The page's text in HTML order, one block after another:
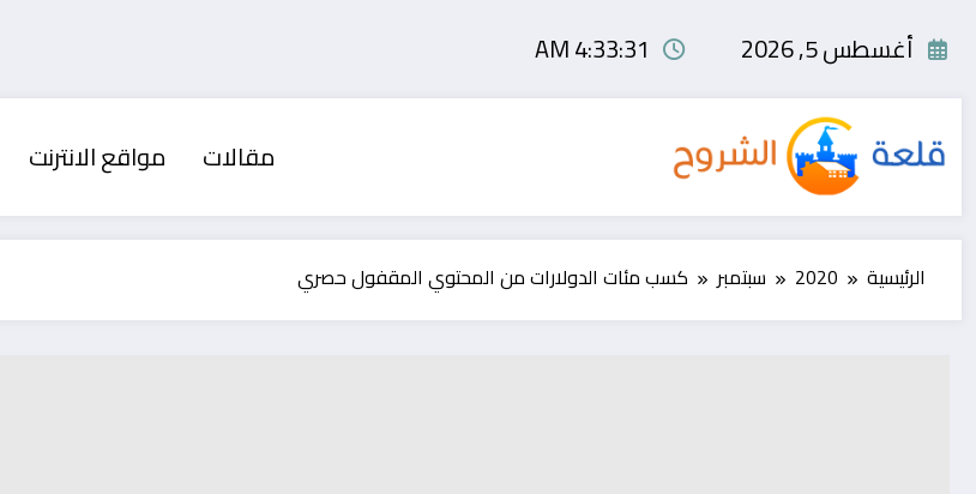
أغسطس 5, 2026 4:33:31 AM
مقالات مواقع الانترنت
الرئيسية 2020 سبتمبر كسب مئات الدولارات من المحتوي المقفول‎ حصري